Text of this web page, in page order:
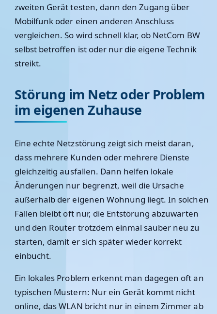
zweiten Gerät testen, dann den Zugang über
Mobilfunk oder einen anderen Anschluss
vergleichen. So wird schnell klar, ob NetCom BW
selbst betroffen ist oder nur die eigene Technik
streikt.
Störung im Netz oder Problem
im eigenen Zuhause
Eine echte Netzstörung zeigt sich meist daran,
dass mehrere Kunden oder mehrere Dienste
gleichzeitig ausfallen. Dann helfen lokale
Änderungen nur begrenzt, weil die Ursache
außerhalb der eigenen Wohnung liegt. In solchen
Fällen bleibt oft nur, die Entstörung abzuwarten
und den Router trotzdem einmal sauber neu zu
starten, damit er sich später wieder korrekt
einbucht.
Ein lokales Problem erkennt man dagegen oft an
typischen Mustern: Nur ein Gerät kommt nicht
online, das WLAN bricht nur in einem Zimmer ab